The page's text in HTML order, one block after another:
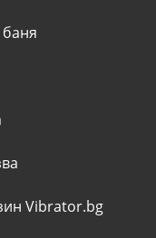
Vibrator.bg